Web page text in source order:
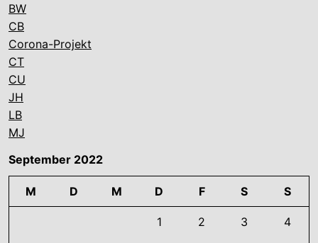
BW
CB
Corona-Projekt
CT
CU
JH
LB
MJ
September 2022
M D M D F S S
1 2 3 4